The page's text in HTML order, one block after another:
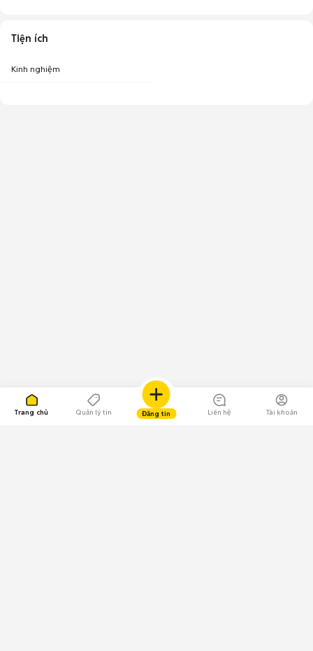
Trang chủ Quản lý tin Đăng tin Liên hệ Tài khoản
Tiện ích
Kinh nghiệm